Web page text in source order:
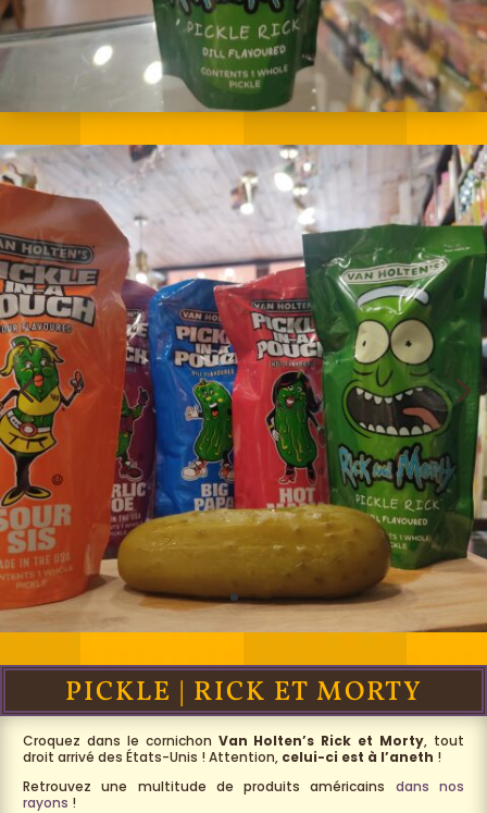
PICKLE | RICK ET MORTY
Croquez dans le cornichon Van Holten’s Rick et Morty, tout
droit arrivé des États-Unis ! Attention, celui-ci est à l’aneth !
Retrouvez une multitude de produits américains dans nos
rayons !